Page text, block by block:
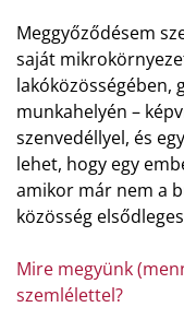
Meggyőződésem
saját
lakóközösségében,
munkahelyén –
szenvedéllyel, és
lehet, hogy egy
amikor már nem a
közösség
Mire megyünk
szemlélettel?